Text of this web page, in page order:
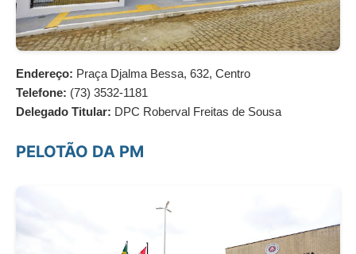
Endereço: Praça Djalma Bessa, 632, Centro
Telefone: (73) 3532-1181
Delegado Titular: DPC Roberval Freitas de Sousa
PELOTÃO DA PM